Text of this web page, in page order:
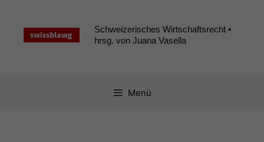
springen
Schweizerisches Wirtschaftsrecht •
hrsg. von Juana Vasella
Menü